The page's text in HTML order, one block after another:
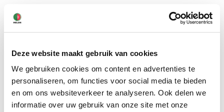
Deze website maakt gebruik van cookies
We gebruiken cookies om content en advertenties te
personaliseren, om functies voor social media te bieden
en om ons websiteverkeer te analyseren. Ook delen we
informatie over uw gebruik van onze site met onze
© 2026 door melon.works
MELON